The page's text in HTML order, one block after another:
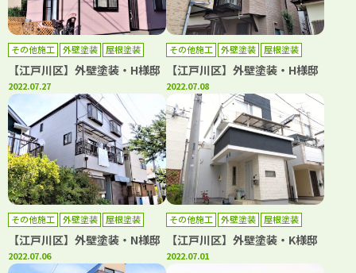
その他施工 外壁塗装 屋根塗装
【江戸川区】外壁塗装・H様邸
2022.07.27
その他施工 外壁塗装 屋根塗装
【江戸川区】外壁塗装・H様邸
2022.07.08
その他施工 外壁塗装
屋根塗装
防水工事
【江戸川区】外壁塗装・N様邸
2022.07.06
その他施工 外壁塗装
屋根塗装
防水工事
【江戸川区】外壁塗装・K様邸
2022.07.01